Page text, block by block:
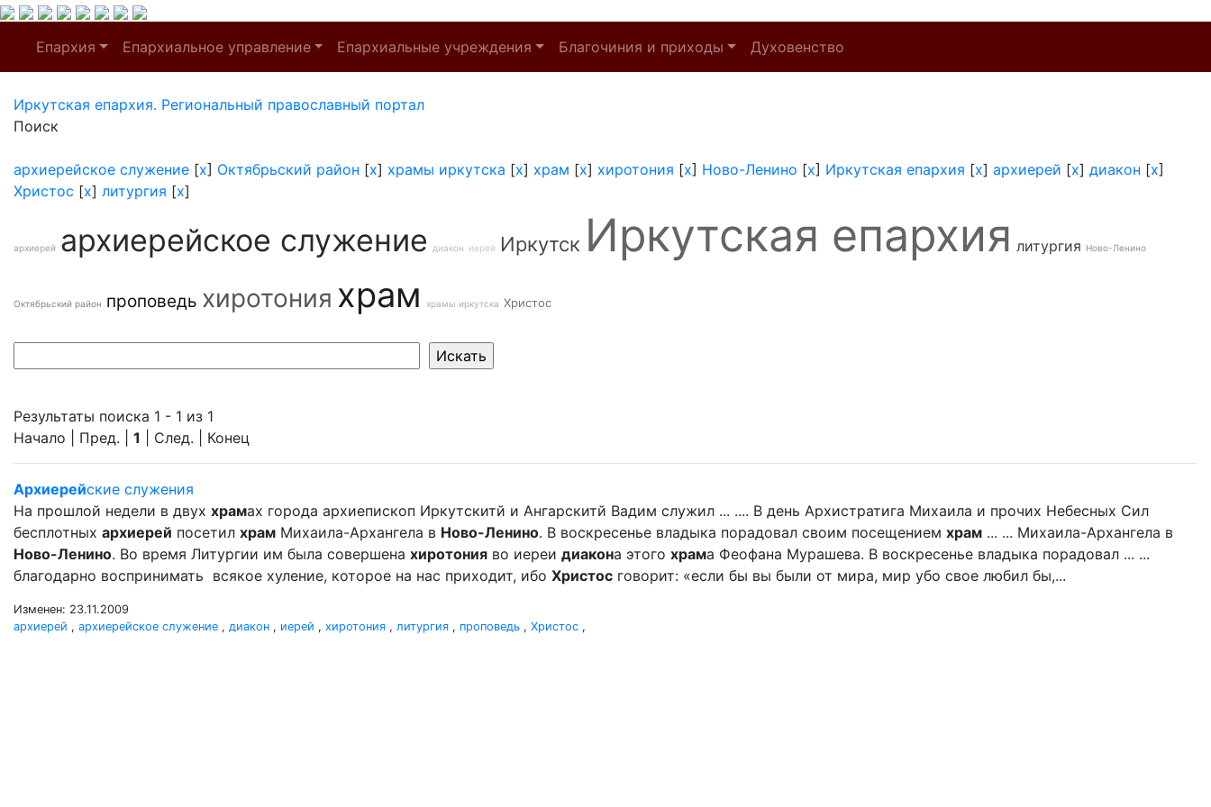
Епархия Епархиальное управление Епархиальные учреждения Благочиния и приходы Духовенство
Иркутская епархия. Региональный православный портал
Поиск
архиерейское служение [x] Октябрьский район [x] храмы иркутска [x] храм [x] хиротония [x] Ново-Ленино [x] Иркутская епархия [x] архиерей [x] диакон [x]
Христос [x] литургия [x]
архиерей архиерейское служение диакон иерей Иркутск Иркутская епархия литургия Ново-Ленино
Октябрьский район проповедь хиротония храм храмы иркутска Христос
Результаты поиска 1 - 1 из 1
Начало | Пред. | 1 | След. | Конец
Архиерейские служения
На прошлой недели в двух храмах города архиепископ Иркутскитй и Ангарскитй Вадим служил ... .... В день Архистратига Михаила и прочих Небесных Сил
бесплотных архиерей посетил храм Михаила-Архангела в Ново-Ленино. В воскресенье владыка порадовал своим посещением храм ... ... Михаила-Архангела в
Ново-Ленино. Во время Литургии им была совершена хиротония во иереи диакона этого храма Феофана Мурашева. В воскресенье владыка порадовал ... ...
благодарно воспринимать всякое хуление, которое на нас приходит, ибо Христос говорит: «если бы вы были от мира, мир убо свое любил бы,...
Изменен: 23.11.2009
архиерей , архиерейское служение , диакон , иерей , хиротония , литургия , проповедь , Христос ,